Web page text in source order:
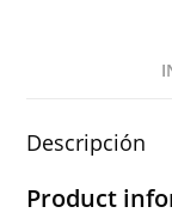
Descripción
Product